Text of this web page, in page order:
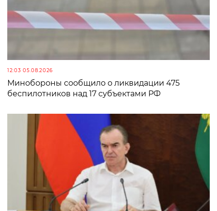
12:03 05.08.2026
Минобороны сообщило о ликвидации 475
беспилотников над 17 субъектами РФ